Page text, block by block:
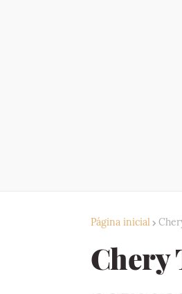
Página inicial
Chery